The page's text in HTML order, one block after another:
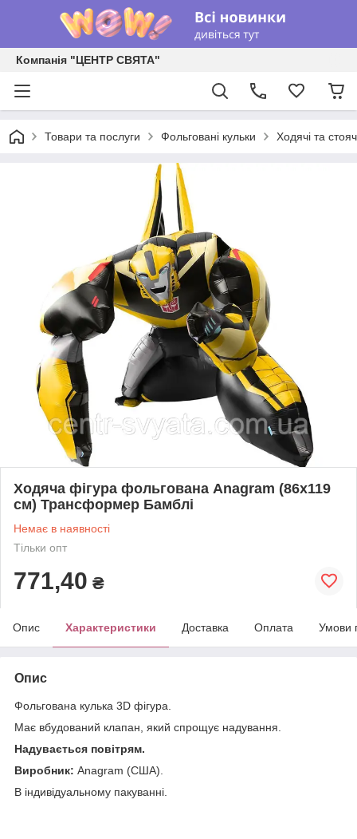
Компанія "ЦЕНТР СВЯТА"
Товари та послуги Фольговані кульки Ходячі та
Ходяча фігура фольгована Anagram (86х119
см) Трансформер Бамблі
Немає в наявності
Тільки опт
771,40 ₴
Опис Характеристики Доставка Оплата Умови
Опис
Фольгована кулька 3D фігура.
Має вбудований клапан, який спрощує надування.
Надувається повітрям.
Виробник: Anagram (США).
В індивідуальному пакуванні.